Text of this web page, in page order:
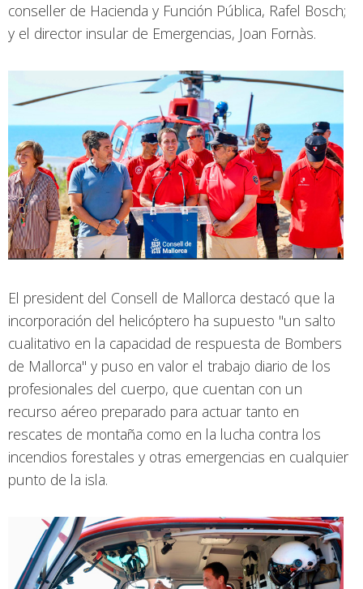
conseller de Hacienda y Función Pública, Rafel Bosch;
y el director insular de Emergencias, Joan Fornàs.
El president del Consell de Mallorca destacó que la
incorporación del helicóptero ha supuesto "un salto
cualitativo en la capacidad de respuesta de Bombers
de Mallorca" y puso en valor el trabajo diario de los
profesionales del cuerpo, que cuentan con un
recurso aéreo preparado para actuar tanto en
rescates de montaña como en la lucha contra los
incendios forestales y otras emergencias en cualquier
punto de la isla.